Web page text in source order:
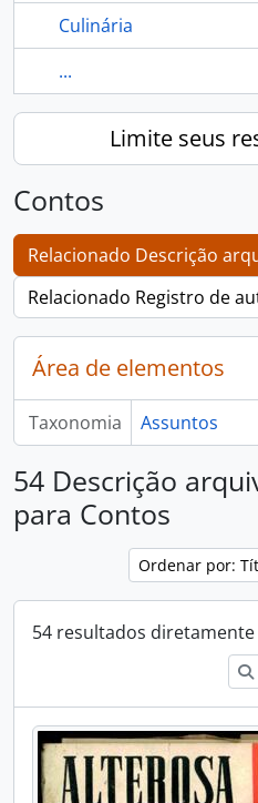
Culinária
...
Limite seus
Contos
Relacionado Descrição
Relacionado Registro de
Área de elementos
Taxonomia Assuntos
54 Descrição
para Contos
Ordenar por:
54 resultados